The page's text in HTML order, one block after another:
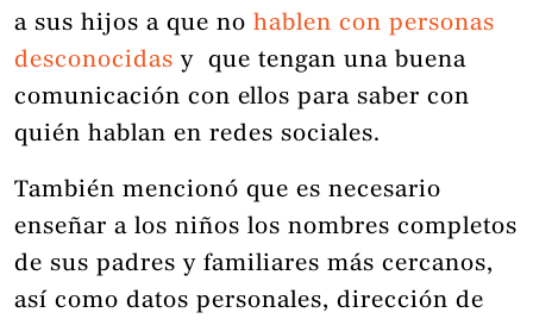
a sus hijos a que no hablen con personas
desconocidas y que tengan una buena
comunicación con ellos para saber con
quién hablan en redes sociales.
También mencionó que es necesario
enseñar a los niños los nombres completos
de sus padres y familiares más cercanos,
así como datos personales, dirección de